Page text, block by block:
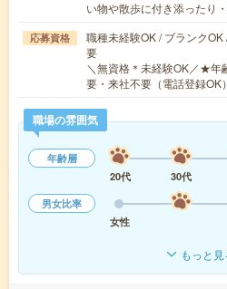
い物や散歩に付き添ったり
応募資格
職種未経験OK / ブランク
要
＼無資格＊未経験OK／★年
要・来社不要（電話登録
職場の雰囲気
年齢層
20代
30代
男女比率
女性
もっと見